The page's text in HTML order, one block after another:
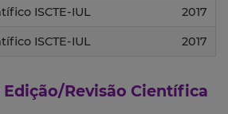
ISCTE-IUL 2017
ISCTE-IUL 2017
Revisão Científica